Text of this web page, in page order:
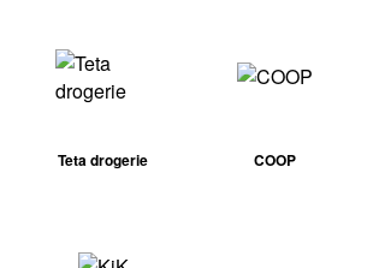
Teta drogerie COOP